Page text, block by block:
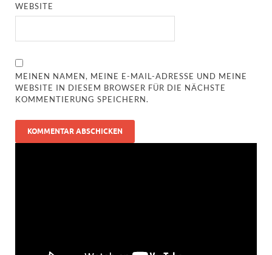
WEBSITE
MEINEN NAMEN, MEINE E-MAIL-ADRESSE UND MEINE
WEBSITE IN DIESEM BROWSER FÜR DIE NÄCHSTE
KOMMENTIERUNG SPEICHERN.